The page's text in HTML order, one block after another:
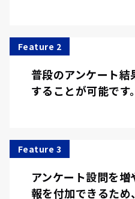
Feature 2
普段のアンケート結
することが可能です。
Feature 3
アンケート設問を
報を付加できるた